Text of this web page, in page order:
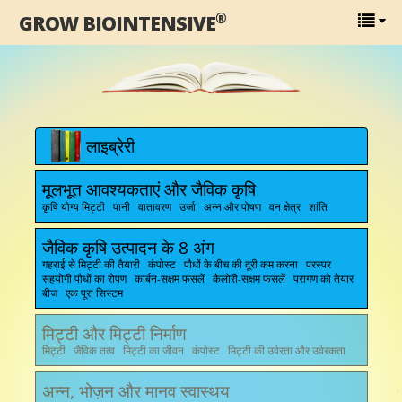
GROW BIOINTENSIVE®
लाइब्रेरी
मूलभूत आवश्यकताएं और जैविक कृषि
कृषि योग्य मिट्टी पानी वातावरण उर्जा अन्न और पोषण वन क्षेत्र शांति
जैविक कृषि उत्पादन के 8 अंग
गहराई से मिट्टी की तैयारी कंपोस्ट पौधों के बीच की दूरी कम करना परस्पर
सहयोगी पौधों का रोपण कार्बन-सक्षम फसलें कैलोरी-सक्षम फसलें परागण को तैयार
बीज एक पूरा सिस्टम
मिट्टी और मिट्टी निर्माण
मिट्टी जैविक तत्व मिट्टी का जीवन कंपोस्ट मिट्टी की उर्वरता और उर्वरकता
अन्न, भोज़न और मानव स्वास्थय